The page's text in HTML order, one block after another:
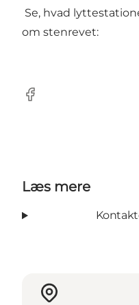
Se, hvad
om stenrevet:
Facebook
Læs mere